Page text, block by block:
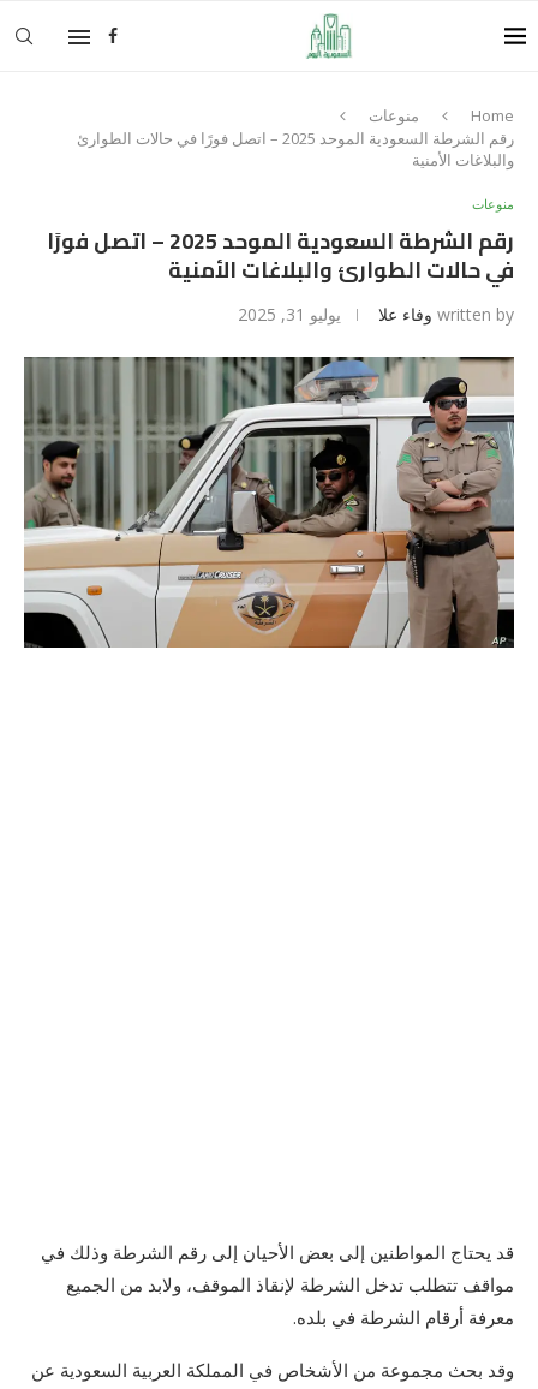
Home
منوعات
رقم الشرطة السعودية الموحد 2025 – اتصل فورًا في حالات الطوارئ
والبلاغات الأمنية
منوعات
رقم الشرطة السعودية الموحد 2025 – اتصل فورًا
في حالات الطوارئ والبلاغات الأمنية
written by وفاء علا يوليو 31, 2025
قد يحتاج المواطنين إلى بعض الأحيان إلى رقم الشرطة وذلك في
مواقف تتطلب تدخل الشرطة لإنقاذ الموقف، ولابد من الجميع
معرفة أرقام الشرطة في بلده.
وقد بحث مجموعة من الأشخاص في المملكة العربية السعودية عن